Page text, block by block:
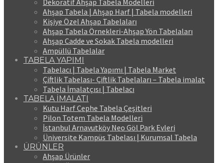
Dekoratif Ahşap Tabela Modelleri
Ahşap Tabela | Ahşap Harf | Tabela modelleri
Kişiye Özel Ahşap Tabelaları
Ahşap Tabela Örnekleri-Ahşap Yön Tabelaları
Ahşap Cadde ve Sokak Tabela modelleri
Ampüllü Tabelalar
TABELA YAPIMI
Tabelacı | Tabela Yapımı | Tabela Market
Çiftlik Tabelası- Çiftlik Tabelaları – Tabela imalat
Tabela İmalatçısı | Tabelacı
TABELA İMALATI
Kutu Harf Cephe Tabela Çeşitleri
Pilon Totem Tabela Modelleri
İstanbul Arnavutköy Neo Göl Park Evleri
Üniversite Kampüs Tabelası | Kurumsal Tabela
ÜRÜNLER
Ahşap Ürünler